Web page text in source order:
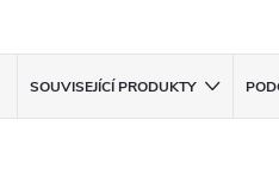
SOUVISEJÍCÍ PRODUKTY